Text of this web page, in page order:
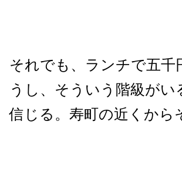
それでも、ランチで五
うし、そういう階級が
信じる。寿町の近くから